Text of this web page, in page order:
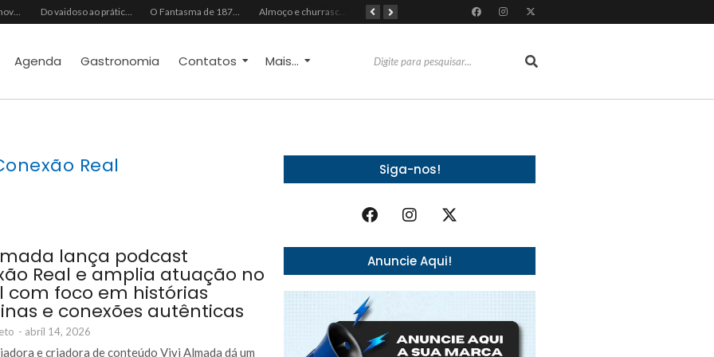
Ideal Clube promove programação especial para celebrar o Dia dos Pais com música, gastronomia e lazer para toda a família Do vaidoso ao prático: veja lista com ideias de presentes Avon para cada perfil de pai O Fantasma de 1877 e o Alerta de 2027: O Reciprocidalismo Como Escudo Contra o Novo El NiñoPh.D. Nizomar Falcão Almoço e churrasco de Dia dos Pais impulsionam vendas no varejo alimentar
Agenda Gastronomia Contatos Mais...
Real
lança podcast
Real e amplia atuação no
com foco em histórias
e conexões autênticas
- abril 14, 2026
e criadora de conteúdo Vivi Almada dá um
Siga-nos!
Anuncie Aqui!